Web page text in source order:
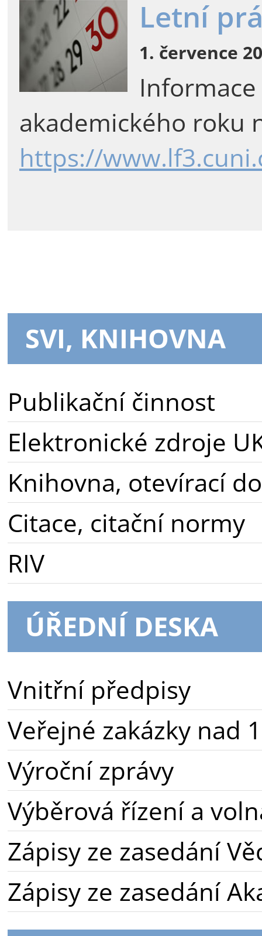
Letní
1. července
akademického roku
https://
SVI, KNIHOVNA
Publikační činnost
Elektronické zdroje
Knihovna, otevírací
Citace, citační normy
RIV
ÚŘEDNÍ DESKA
Vnitřní předpisy
Veřejné zakázky nad
Výroční zprávy
Výběrová řízení a
Zápisy ze zasedání
Zápisy ze zasedání